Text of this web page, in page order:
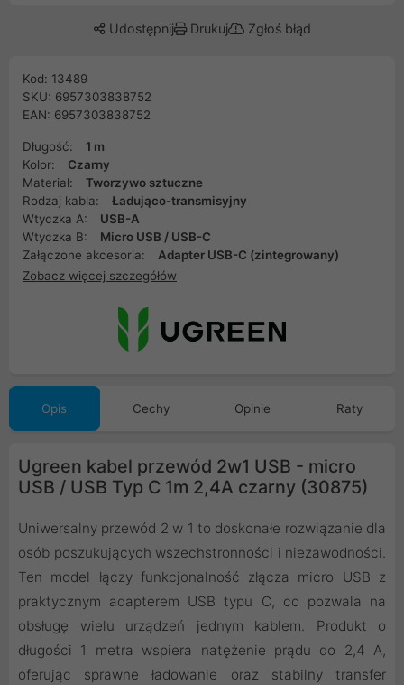
Udostępnij Drukuj Zgłoś błąd
Kod: 13489
SKU: 6957303838752
EAN: 6957303838752
Długość:
1 m
Kolor:
Czarny
Materiał:
Tworzywo sztuczne
Rodzaj kabla:
Ładująco-transmisyjny
Wtyczka A:
USB-A
Wtyczka B:
Micro USB / USB-C
Załączone akcesoria:
Adapter USB-C (zintegrowany)
Zobacz więcej szczegółów
Opis Cechy Opinie Raty
Ugreen kabel przewód 2w1 USB - micro
USB / USB Typ C 1m 2,4A czarny (30875)
Uniwersalny przewód 2 w 1 to doskonałe rozwiązanie dla
osób poszukujących wszechstronności i niezawodności.
Ten model łączy funkcjonalność złącza micro USB z
praktycznym adapterem USB typu C, co pozwala na
obsługę wielu urządzeń jednym kablem. Produkt o
długości 1 metra wspiera natężenie prądu do 2,4 A,
oferując sprawne ładowanie oraz stabilny transfer